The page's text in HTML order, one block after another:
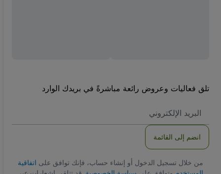
تلق فعاليات وعروض رائعة مباشرةً في بريدك الوارد
الاكتروني
انضم إلى القائمة
من خلال تسجيل الدخول أو إنشاء حساب، فإنك توافق على اتفاقية